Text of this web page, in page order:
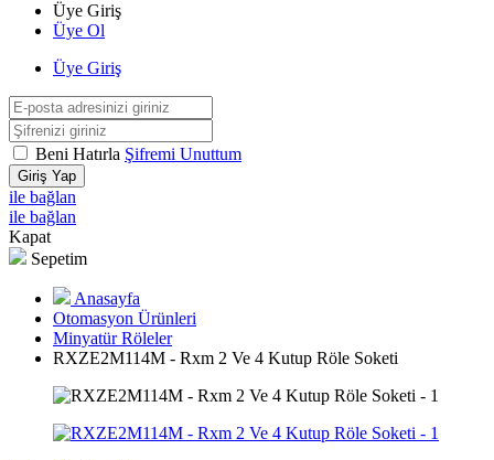
Üye Giriş
Üye Ol
Üye Giriş
Beni Hatırla Şifremi Unuttum
Giriş Yap
ile bağlan
ile bağlan
Kapat
Sepetim
Anasayfa
Otomasyon Ürünleri
Minyatür Röleler
RXZE2M114M - Rxm 2 Ve 4 Kutup Röle Soketi